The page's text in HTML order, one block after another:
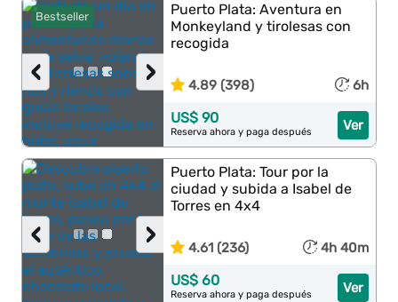
Bestseller
›
‹
Puerto Plata: Aventura en
Monkeyland y tirolesas con
recogida
4.89 (398) 6h
Ver
US$ 90
Reserva ahora y paga después
›
‹
Puerto Plata: Tour por la
ciudad y subida a Isabel de
Torres en 4x4
4.61 (236) 4h 40m
Ver
US$ 60
Reserva ahora y paga después